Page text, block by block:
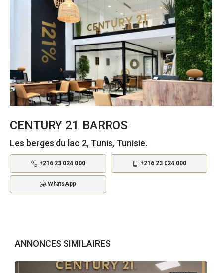
CENTURY 21 BARROS
Les berges du lac 2, Tunis, Tunisie.
+216 23 024 000 +216 23 024 000
WhatsApp
ANNONCES SIMILAIRES